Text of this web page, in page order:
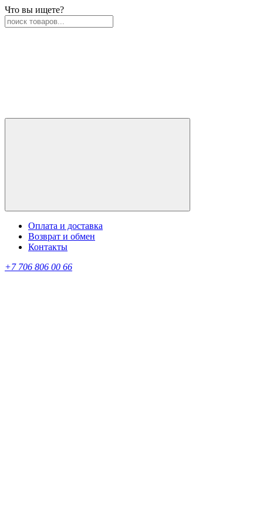
Что вы ищете?
Оплата и доставка
Возврат и обмен
Контакты
+7 706 806 00 66